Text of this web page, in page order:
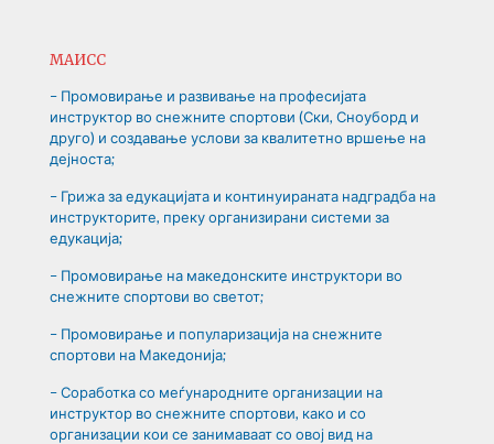
МАИСС
– Промовирање и развивање на професијата
инструктор во снежните спортови (Ски, Сноуборд и
друго) и создавање услови за квалитетно вршење на
дејноста;
– Грижа за едукацијата и континуираната надградба на
инструкторите, преку организирани системи за
едукација;
– Промовирање на македонските инструктори во
снежните спортови во светот;
– Промовирање и популаризација на снежните
спортови на Македонија;
– Соработка со меѓународните организации на
инструктор во снежните спортови, како и со
организации кои се занимаваат со овој вид на